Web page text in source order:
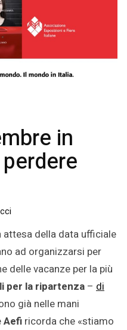
in
attesa della data ufficiale
ad organizzarsi per
delle vacanze per la più
per la ripartenza – di
già nelle mani
Aefi ricorda che «stiamo